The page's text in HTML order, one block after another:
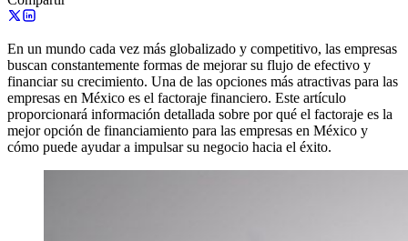
En un mundo cada vez más globalizado y competitivo, las empresas
buscan constantemente formas de mejorar su flujo de efectivo y
financiar su crecimiento. Una de las opciones más atractivas para las
empresas en México es el factoraje financiero. Este artículo
proporcionará información detallada sobre por qué el factoraje es la
mejor opción de financiamiento para las empresas en México y
cómo puede ayudar a impulsar su negocio hacia el éxito.